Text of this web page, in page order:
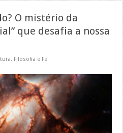
O mistério da
que desafia a nossa
, Filosofia e Fé